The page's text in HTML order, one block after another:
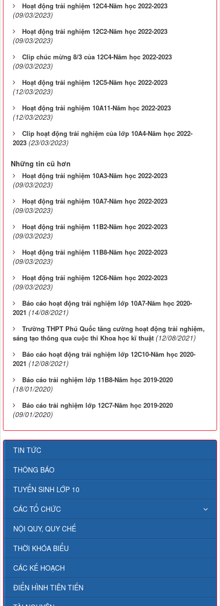
Hoạt động trải nghiệm 12C4-Năm học 2022-2023
(09/03/2023)
Hoạt động trải nghiệm 12C2-Năm học 2022-2023
(09/03/2023)
Clip chúc mừng 8/3 của 12C4-Năm học 2022-2023
(09/03/2023)
Hoạt động trải nghiệm 12C5-Năm học 2022-2023
(12/03/2023)
Hoạt động trải nghiệm 10A11-Năm học 2022-2023
(12/03/2023)
Clip hoạt động trải nghiệm của lớp 10A4-Năm học 2022-
2023 (23/03/2023)
Những tin cũ hơn
Hoạt động trải nghiệm 10A3-Năm học 2022-2023
(09/03/2023)
Hoạt động trải nghiệm 10A7-Năm học 2022-2023
(09/03/2023)
Hoạt động trải nghiệm 11B2-Năm học 2022-2023
(09/03/2023)
Hoạt động trải nghiệm 11B8-Năm học 2022-2023
(09/03/2023)
Hoạt động trải nghiệm 12C6-Năm học 2022-2023
(09/03/2023)
Báo cáo hoạt động trải nghiệm lớp 10A7-Năm học 2020-
2021 (14/08/2021)
Trường THPT Phú Quốc tăng cường hoạt động trải nghiệm,
sáng tạo thông qua cuộc thi Khoa học kĩ thuật (12/08/2021)
Báo cáo hoạt động trải nghiệm lớp 12C10-Năm học 2020-
2021 (12/08/2021)
Báo cáo trải nghiệm lớp 11B8-Năm học 2019-2020
(18/01/2020)
Báo cáo trải nghiệm lớp 12C7-Năm học 2019-2020
(09/01/2020)
TIN TỨC
THÔNG BÁO
TUYỂN SINH LỚP 10
CÁC TỔ CHỨC
NỘI QUY, QUY CHẾ
THỜI KHÓA BIỂU
CÁC KẾ HOẠCH
ĐIỂN HÌNH TIÊN TIẾN